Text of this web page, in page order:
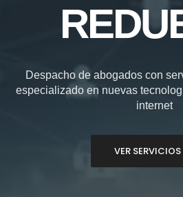
Despacho de abogados con
especializado en nuevas
internet
VER SERVICIOS